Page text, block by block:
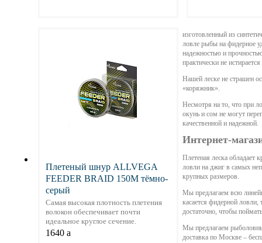
Плетеный шнур ALLVEGA
FEEDER BRAID 150М тёмно-
серый
Самая высокая плотность плетения
волокон обеспечивает почти
идеальное круглое сечение.
1640 a
изготовленный из
ловле рыбы на фидерное
надежностью и
практически не
Нашей леске не страшен
«коряжник».
Несмотря на то, что при
окунь и сом не могут
качественной и надежной.
Интернет-
Плетеная леска обладает
ловли на джиг в самых
крупных размеров.
Мы предлагаем всю
касается фидерной
достаточно, чтобы
Мы предлагаем
доставка по Москве –